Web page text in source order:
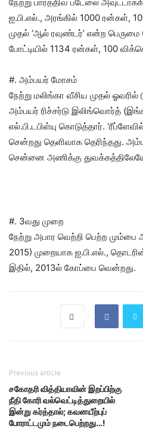
ஐ.பி.எல்., அரங்கில் 1000 ரன்கள்,
முதல் ‘ஆல் ரவுண்டர்’ என்ற
போட்டியில் 1134 ரன்கள், 100
#. அம்பயர் மோசம்
நேற்று மலிங்கா வீசிய முதல்
அம்பயர் ரிச்சர்டு இலிங்வொர்த்
எல்.பி.டபிள்யு கொடுத்தார்.
சென்றது தெளிவாக தெரிந்தது.
சென்னை அணிக்கு துவக்கத்திலேயே
#. 3வது முறை
நேற்று அபார வெற்றி பெற்ற
2015) முறையாக ஐ.பி.எல்.,
இதில், 2013ல் கோப்பை வென்றது.
Previous article
சகோதரி வித்தியாவின் இறப்பிற்கு
நீதி கோரி வல்வெட்டித்துறையில்
இன்று கர்த்தால்; கவனயீற்புப்
போராட்டமும் நடைபெற்றது…!